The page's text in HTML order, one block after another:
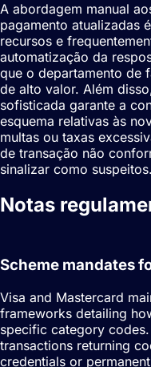
A abordagem manual
pagamento atualizadas
recursos e
automatização da
que o departamento de
de alto valor. Além
sofisticada garante a
esquema relativas às
multas ou taxas
de transação não
sinalizar como suspeitos.
Notas
Scheme mandates
Visa and Mastercard
frameworks detailing
specific category
transactions returning
credentials or